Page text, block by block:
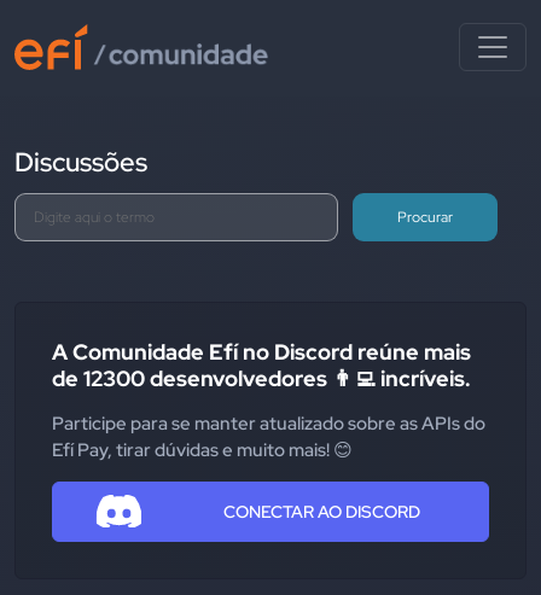
Discussões
Procurar
A Comunidade Efí no Discord reúne mais
de 12300 desenvolvedores 👨‍💻 incríveis.
Participe para se manter atualizado sobre as APIs do
Efí Pay, tirar dúvidas e muito mais! 😊
CONECTAR AO DISCORD